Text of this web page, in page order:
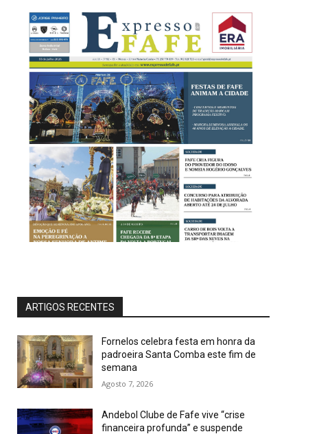
ARTIGOS RECENTES
Fornelos celebra festa em honra da
padroeira Santa Comba este fim de
semana
Agosto 7, 2026
Andebol Clube de Fafe vive “crise
financeira profunda” e suspende